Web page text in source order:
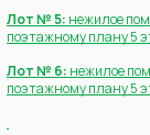
Лот № 5: нежилое
поэтажному плану 5
Лот № 6: нежилое
поэтажному плану 5